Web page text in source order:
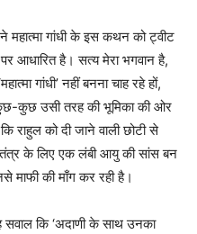
गांधी के इस कथन को ट्वीट
आधारित है। सत्य मेरा भगवान है,
गांधी’ नहीं बनना चाह रहे हों,
कुछ उसी तरह की भूमिका की ओर
राहुल को दी जाने वाली छोटी से
के लिए एक लंबी आयु की सांस बन
माफी की माँग कर रही है।
सवाल कि ‘अदाणी के साथ उनका